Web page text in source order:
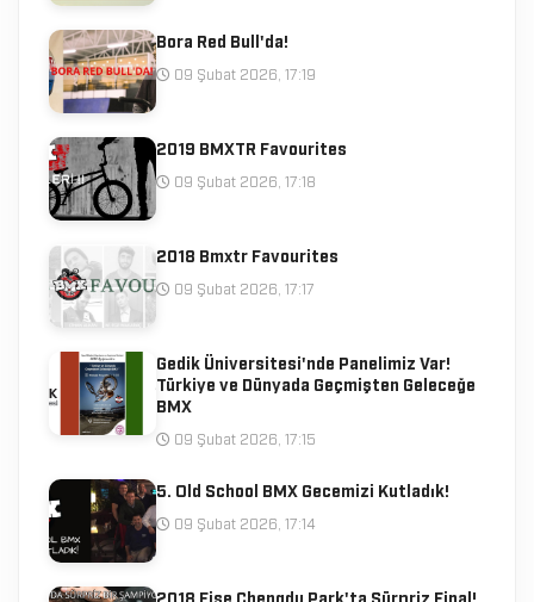
Bora Red Bull'da!
09 Şubat 2026, 17:19
2019 BMXTR Favourites
09 Şubat 2026, 17:18
2018 Bmxtr Favourites
09 Şubat 2026, 17:17
Gedik Üniversitesi'nde Panelimiz Var!
Türkiye ve Dünyada Geçmişten Geleceğe
BMX
09 Şubat 2026, 17:15
5. Old School BMX Gecemizi Kutladık!
09 Şubat 2026, 17:14
2018 Fise Chengdu Park'ta Sürpriz Final!